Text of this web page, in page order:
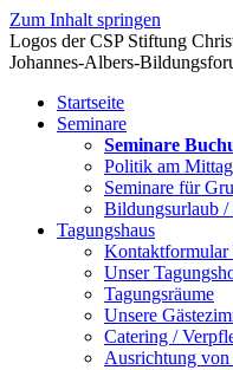
Zum Inhalt springen
Startseite
Seminare
Seminare
Politik am
Seminare für
Bildungsurlaub /
Tagungshaus
Kontaktformular
Unser
Tagungsräume
Unsere
Catering /
Ausrichtung von